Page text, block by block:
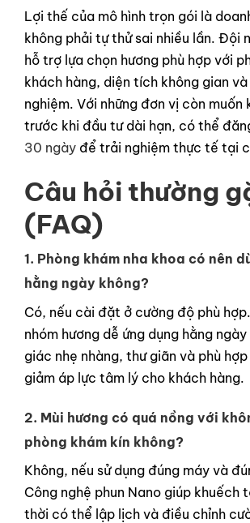
Lợi thế của mô hình trọn gói là
không phải tự thử sai nhiều lần. Đội
hỗ trợ lựa chọn hương phù hợp với
khách hàng, diện tích không gian
nghiệm. Với những đơn vị còn muốn
trước khi đầu tư dài hạn, có thể
30 ngày để trải nghiệm thực tế tại
Câu hỏi thường
(FAQ)
1. Phòng khám nha khoa có nên
hằng ngày không?
Có, nếu cài đặt ở cường độ phù
nhóm hương dễ ứng dụng hằng
giác nhẹ nhàng, thư giãn và phù
giảm áp lực tâm lý cho khách hàng.
2. Mùi hương có quá nồng với
phòng khám kín không?
Không, nếu sử dụng đúng máy và
Công nghệ phun Nano giúp khuếch
thời có thể lập lịch và điều chỉnh